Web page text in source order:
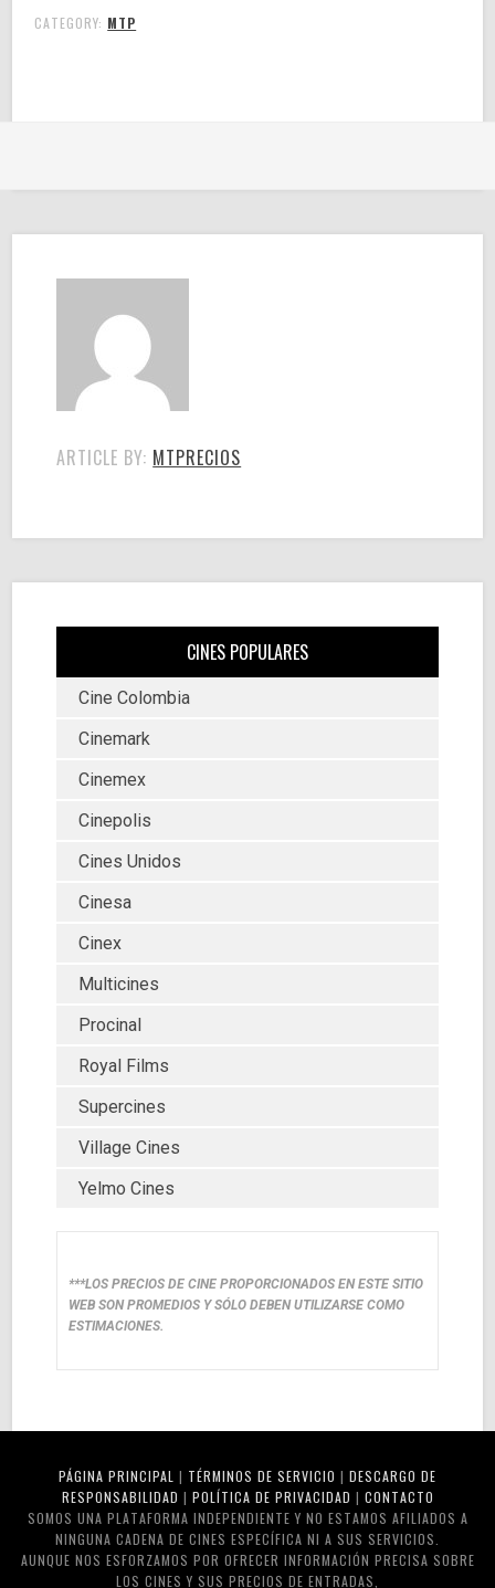
CATEGORY: MTP
ARTICLE BY: MTPRECIOS
CINES POPULARES
Cine Colombia
Cinemark
Cinemex
Cinepolis
Cines Unidos
Cinesa
Cinex
Multicines
Procinal
Royal Films
Supercines
Village Cines
Yelmo Cines
***LOS PRECIOS DE CINE PROPORCIONADOS EN ESTE SITIO
WEB SON PROMEDIOS Y SÓLO DEBEN UTILIZARSE COMO
ESTIMACIONES.
PÁGINA PRINCIPAL | TÉRMINOS DE SERVICIO | DESCARGO DE
RESPONSABILIDAD | POLÍTICA DE PRIVACIDAD | CONTACTO
SOMOS UNA PLATAFORMA INDEPENDIENTE Y NO ESTAMOS AFILIADOS A
NINGUNA CADENA DE CINES ESPECÍFICA NI A SUS SERVICIOS.
AUNQUE NOS ESFORZAMOS POR OFRECER INFORMACIÓN PRECISA SOBRE
LOS CINES Y SUS PRECIOS DE ENTRADAS,